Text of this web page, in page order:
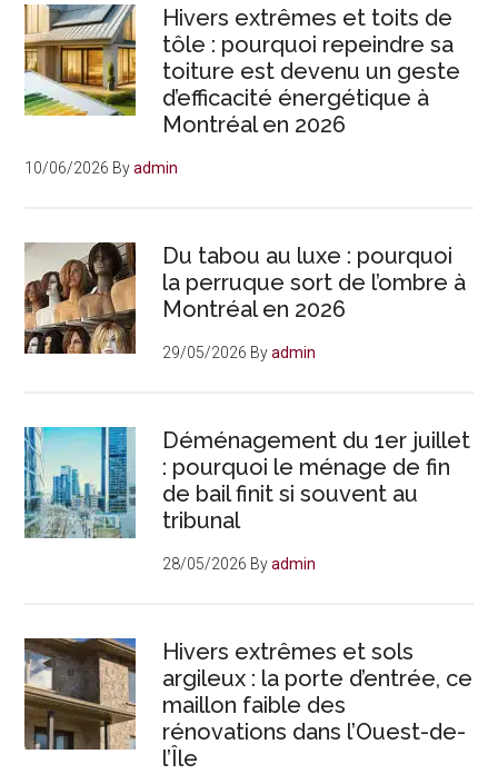
habitent
le
MoMA,
la
Tate
Hivers extrêmes et toits de
tôle : pourquoi repeindre sa
toiture est devenu un geste
d’efficacité énergétique à
Montréal en 2026
10/06/2026 Byadmin
Du tabou au luxe : pourquoi
la perruque sort de l’ombre à
Montréal en 2026
29/05/2026 Byadmin
Déménagement du 1er juillet
: pourquoi le ménage de fin
de bail finit si souvent au
tribunal
28/05/2026 Byadmin
Hivers extrêmes et sols
argileux : la porte d’entrée, ce
maillon faible des
rénovations dans l’Ouest-de-
l’Île